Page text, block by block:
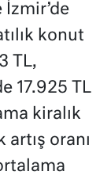
İzmir’de
konut
TL,
17.925 TL
kiralık
artış oranı